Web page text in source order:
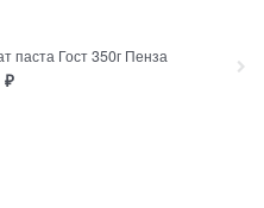
паста Гост 350г Пенза
₽